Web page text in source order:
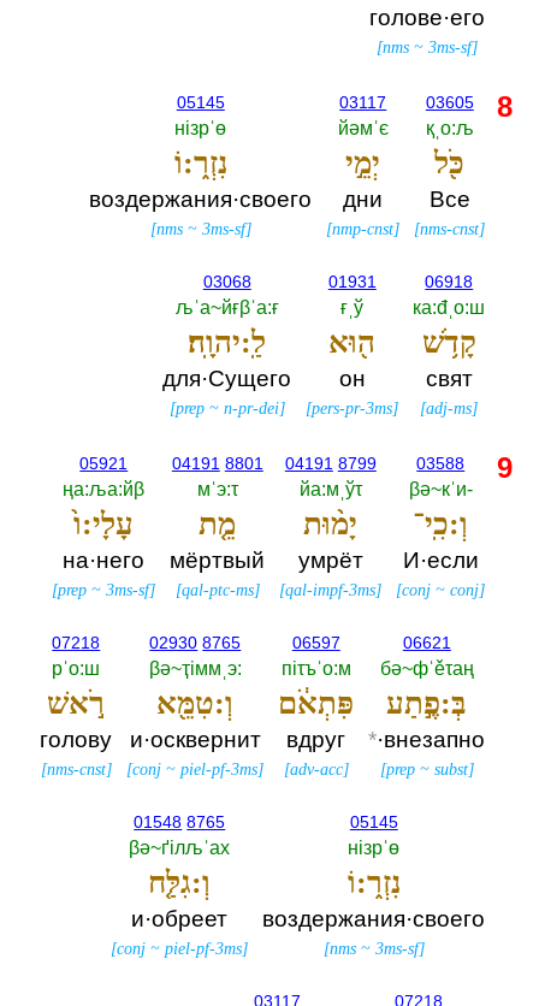
голове·его
[nms ~3ms-sf]
03605
қˌо:љ
כֹּ֖ל
Все
[nms-cnst]
03117
йәмˈє
יְמֵ֣י
дни
[nmp-cnst]
05145
нiзрˈө
נִזְר֑:וֹ
воздержания·своего
[nms~ 3ms-sf]
06918
ка:đˌо:ш
קָדֹ֥שׁ
свят
[adj-ms]
01931
ғˌў
ה֖וּא
он
[pers-pr-3ms]
03068
љˈа~йғβˈа:ғ
לַֽ:יהוָֽה׃
для·Сущего
[prep~ n-pr-dei]
8
03588
βә~кˈи-‎
וְ:כִֽי־
И·если
[conj ~conj]
04191 8799
йа:мˌўτ
יָמ֨וּת
умрёт
[qal-impf-3ms]
04191 8801
мˈэ:τ
מֵ֤ת
мёртвый
[qal-ptc-ms]
05921
ңа:ља:йβ
עָלָי:ו֙
на·него
[prep ~3ms-sf]
06621
бә~фˈěτаң
בְּ:פֶ֣תַע
*·внезапно
[prep~ subst]
06597
пiτъˈо:м
פִּתְאֹ֔ם
вдруг
[adv-acc]
02930 8765
βә~ҭiммˌэ:‎
וְ:טִמֵּ֖א
и·осквернит
[conj ~piel-pf-3ms]
07218
рˈо:ш
רֹ֣אשׁ
голову
[nms-cnst]
05145
нiзрˈө
נִזְר֑:וֹ
воздержания·своего
[nms~ 3ms-sf]
01548 8765
βә~ґiлљˈах
וְ:גִלַּ֤ח
и·обреет
[conj ~piel-pf-3ms]
07218
03117
9